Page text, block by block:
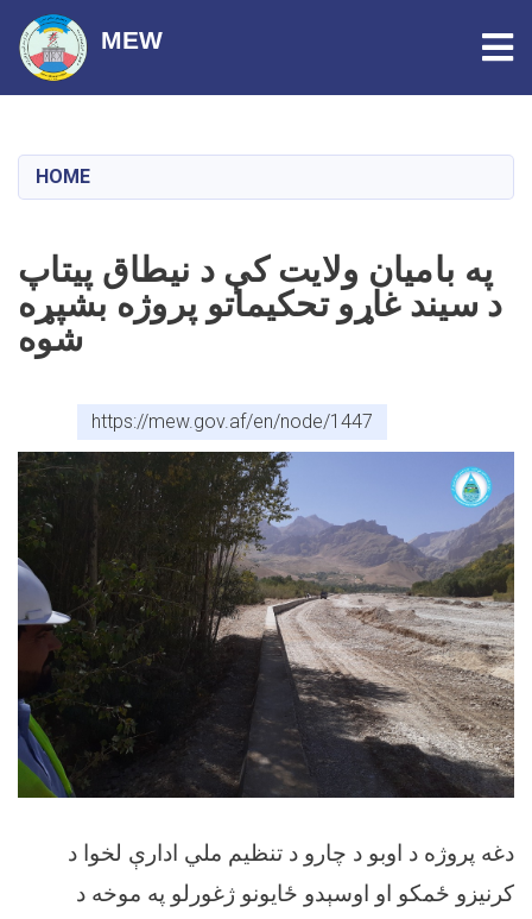
content
MEW
HOME
په بامیان ولایت کې د نیطاق پيتاپ
د سیند غاړو تحکیماتو پروژه بشپړه
شوه
https://mew.gov.af/en/node/1447
دغه پروژه د اوبو د چارو د تنظیم ملي ادارې لخوا د
کرنیزو ځمکو او اوسېدو ځایونو ژغورلو په موخه د